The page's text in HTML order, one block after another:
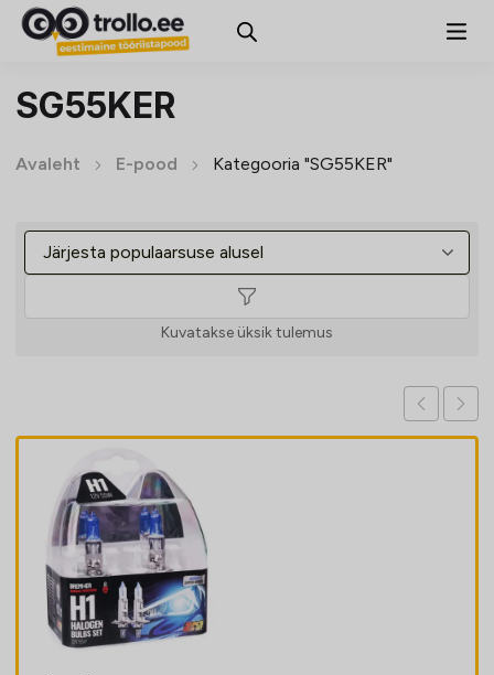
SG55KER
Avaleht E-pood Kategooria "SG55KER"
Kuvatakse üksik tulemus